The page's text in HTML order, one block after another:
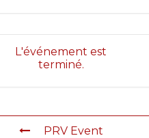
L'événement est
terminé.
PRV Event